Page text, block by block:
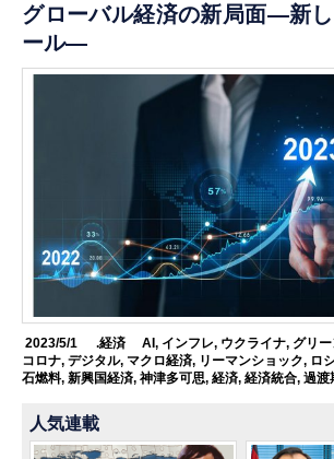
グローバル経済の新局面―新
ール―
2023/5/1 .経済 AI , インフレ, ウクライナ, グリ
コロナ,デジタル, マクロ経済, リーマンショック, ロ
石燃料,新興国経済,神津多可思,経済,経済統合,過渡
人気連載